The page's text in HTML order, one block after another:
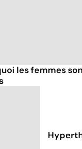
les femmes